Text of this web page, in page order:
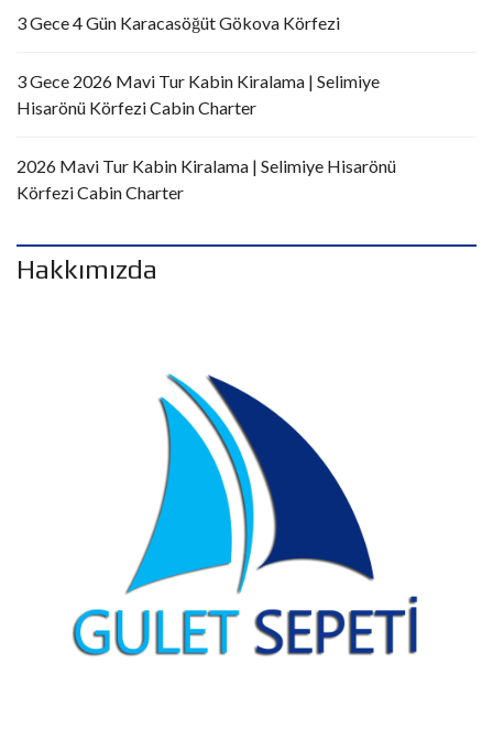
3 Gece 4 Gün Karacasöğüt Gökova Körfezi
3 Gece 2026 Mavi Tur Kabin Kiralama | Selimiye
Hisarönü Körfezi Cabin Charter
2026 Mavi Tur Kabin Kiralama | Selimiye Hisarönü
Körfezi Cabin Charter
Hakkımızda